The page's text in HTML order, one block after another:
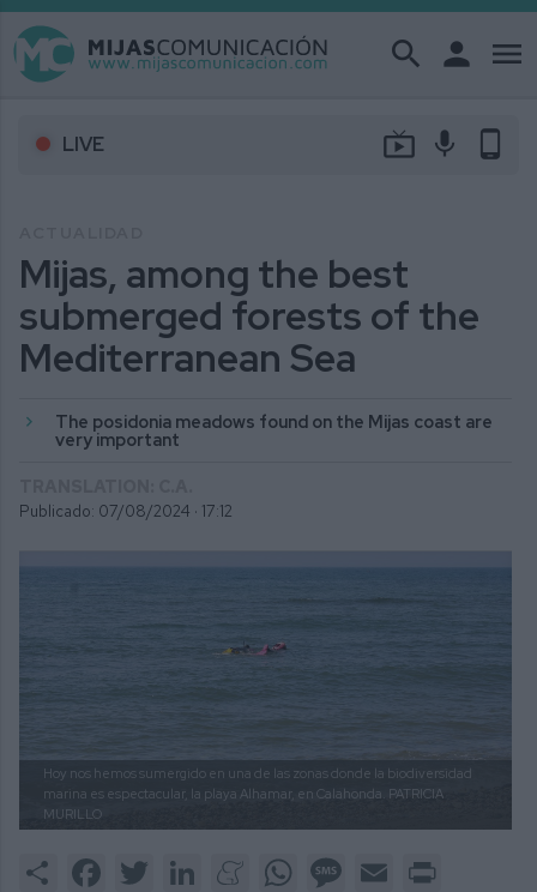
search person menu
LIVE live_tv mic phone_android
Mijas, among the best
submerged forests of the
Mediterranean Sea
The posidonia meadows found on the Mijas coast are
very important
Publicado: 07/08/2024 · 17:12
Hoy nos hemos sumergido en una de las zonas donde la biodiversidad
marina es espectacular, la playa Alhamar, en Calahonda. PATRICIA
MURILLO
Share FacebookTwitter LinkedInMeneameWhatsAppMessage
Email